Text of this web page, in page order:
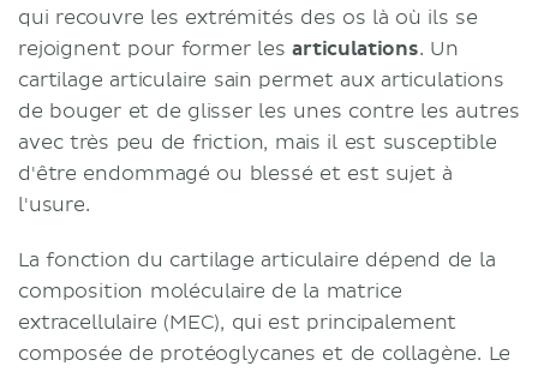
qui recouvre les extrémités des os là où ils se
rejoignent pour former lesarticulations. Un
cartilage articulaire sain permet aux articulations
de bouger et de glisser les unes contre les autres
avec très peu de friction, mais il est susceptible
d'être endommagé ou blessé et est sujet à
l'usure.
La fonction du cartilage articulaire dépend de la
composition moléculaire de la matrice
extracellulaire (MEC), qui est principalement
composée de protéoglycanes et de collagène. Le